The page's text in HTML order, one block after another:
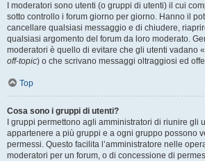
I moderatori sono utenti (o gruppi di utenti) il cui
sotto controllo i forum giorno per giorno. Hanno il
cancellare qualsiasi messaggio e di chiudere,
qualsiasi argomento del forum da loro moderato.
moderatori è quello di evitare che gli utenti vadano
off-topic) o che scrivano messaggi oltraggiosi ed
Top
Cosa sono i gruppi di utenti?
I gruppi permettono agli amministratori di riunire gli
appartenere a più gruppi e a ogni gruppo possono
permessi. Questo facilita l’amministratore nelle
moderatori per un forum, o di concessione di